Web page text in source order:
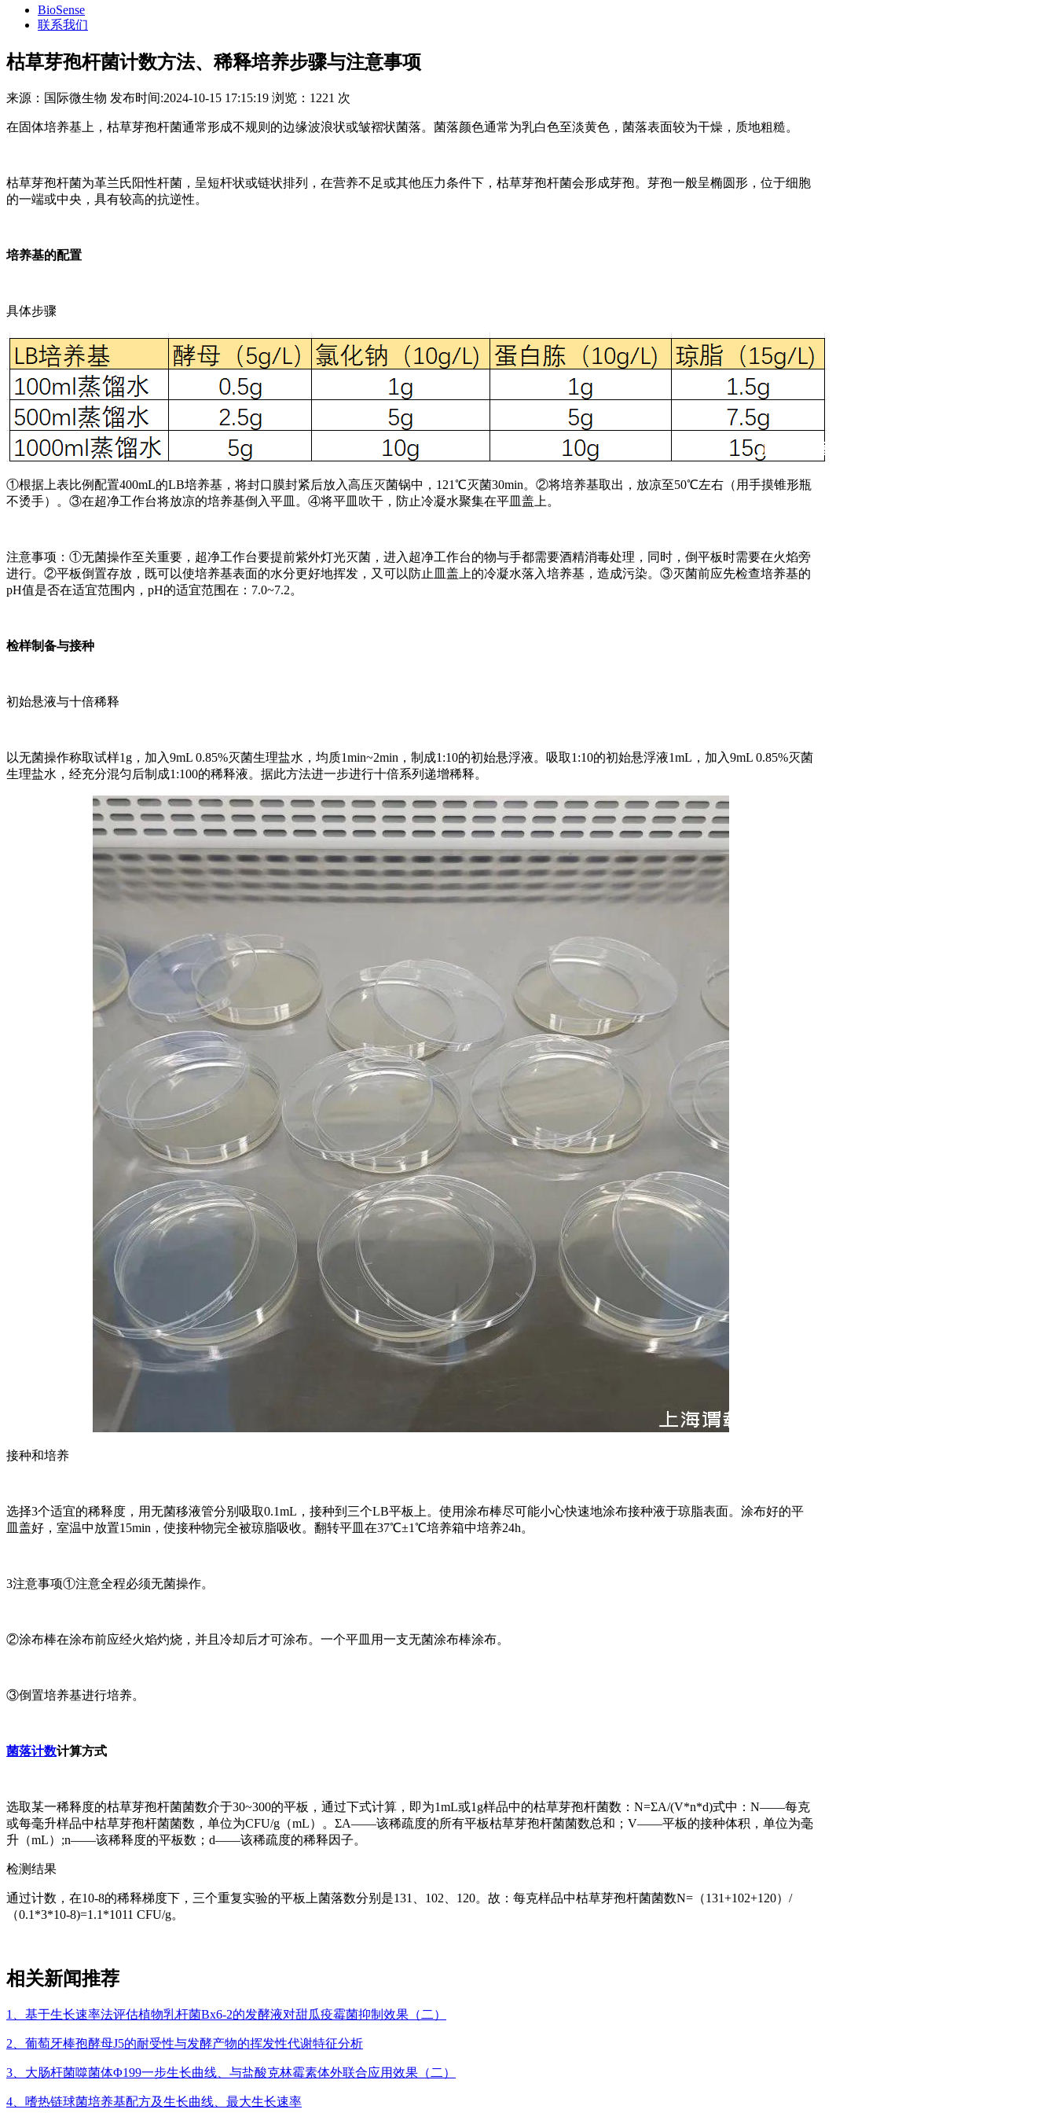
BioSense
联系我们
枯草芽孢杆菌计数方法、稀释培养步骤与注意事项
来源： 国际微生物 发布时间:2024-10-15 17:15:19 浏览： 1221 次
在固体培养基上，枯草芽孢杆菌通常形成不规则的边缘波浪状或皱褶状菌落。菌落颜色通常为乳白色至淡黄色，菌落表面较为干燥，质地粗糙。
枯草芽孢杆菌为革兰氏阳性杆菌，呈短杆状或链状排列，在营养不足或其他压力条件下，枯草芽孢杆菌会形成芽孢。芽孢一般呈椭圆形，位于细胞
的一端或中央，具有较高的抗逆性。
培养基的配置
具体步骤
①根据上表比例配置400mL的LB培养基，将封口膜封紧后放入高压灭菌锅中，121℃灭菌30min。②将培养基取出，放凉至50℃左右（用手摸锥形瓶
不烫手）。③在超净工作台将放凉的培养基倒入平皿。④将平皿吹干，防止冷凝水聚集在平皿盖上。
注意事项：①无菌操作至关重要，超净工作台要提前紫外灯光灭菌，进入超净工作台的物与手都需要酒精消毒处理，同时，倒平板时需要在火焰旁
进行。②平板倒置存放，既可以使培养基表面的水分更好地挥发，又可以防止皿盖上的冷凝水落入培养基，造成污染。③灭菌前应先检查培养基的
pH值是否在适宜范围内，pH的适宜范围在：7.0~7.2。
检样制备与接种
初始悬液与十倍稀释
以无菌操作称取试样1g，加入9mL 0.85%灭菌生理盐水，均质1min~2min，制成1:10的初始悬浮液。吸取1:10的初始悬浮液1mL，加入9mL 0.85%灭菌
生理盐水，经充分混匀后制成1:100的稀释液。据此方法进一步进行十倍系列递增稀释。
接种和培养
选择3个适宜的稀释度，用无菌移液管分别吸取0.1mL，接种到三个LB平板上。使用涂布棒尽可能小心快速地涂布接种液于琼脂表面。涂布好的平
皿盖好，室温中放置15min，使接种物完全被琼脂吸收。翻转平皿在37℃±1℃培养箱中培养24h。
3注意事项①注意全程必须无菌操作。
②涂布棒在涂布前应经火焰灼烧，并且冷却后才可涂布。一个平皿用一支无菌涂布棒涂布。
③倒置培养基进行培养。
菌落计数计算方式
选取某一稀释度的枯草芽孢杆菌菌数介于30~300的平板，通过下式计算，即为1mL或1g样品中的枯草芽孢杆菌数：N=ΣA/(V*n*d)式中：N——每克
或每毫升样品中枯草芽孢杆菌菌数，单位为CFU/g（mL）。ΣA——该稀疏度的所有平板枯草芽孢杆菌菌数总和；V——平板的接种体积，单位为毫
升（mL）;n——该稀释度的平板数；d——该稀疏度的稀释因子。
检测结果
通过计数，在10-8的稀释梯度下，三个重复实验的平板上菌落数分别是131、102、120。故：每克样品中枯草芽孢杆菌菌数N=（131+102+120）/
（0.1*3*10-8)=1.1*1011 CFU/g。
相关新闻推荐
1、基于生长速率法评估植物乳杆菌Bx6-2的发酵液对甜瓜疫霉菌抑制效果（二）
2、葡萄牙棒孢酵母J5的耐受性与发酵产物的挥发性代谢特征分析
3、大肠杆菌噬菌体Φ199一步生长曲线、与盐酸克林霉素体外联合应用效果（二）
4、嗜热链球菌培养基配方及生长曲线、最大生长速率